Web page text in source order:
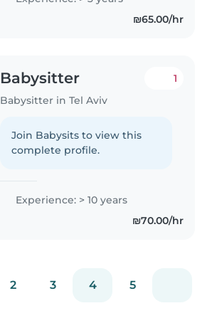
בכל ימות השבוע עד סוף אוקטובר,
₪65.00/hr
Babysitter
Babysitter in Tel Aviv
1
Join Babysits to view this
complete profile.
Experience: > 10 years
₪70.00/hr
2 3 4 5